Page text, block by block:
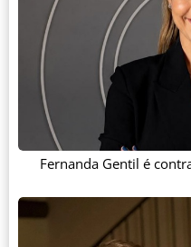
Fernanda Gentil é